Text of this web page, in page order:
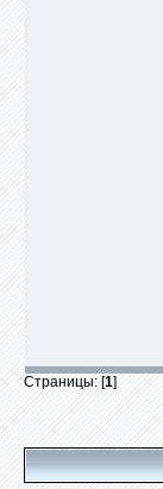
Страницы: [1]